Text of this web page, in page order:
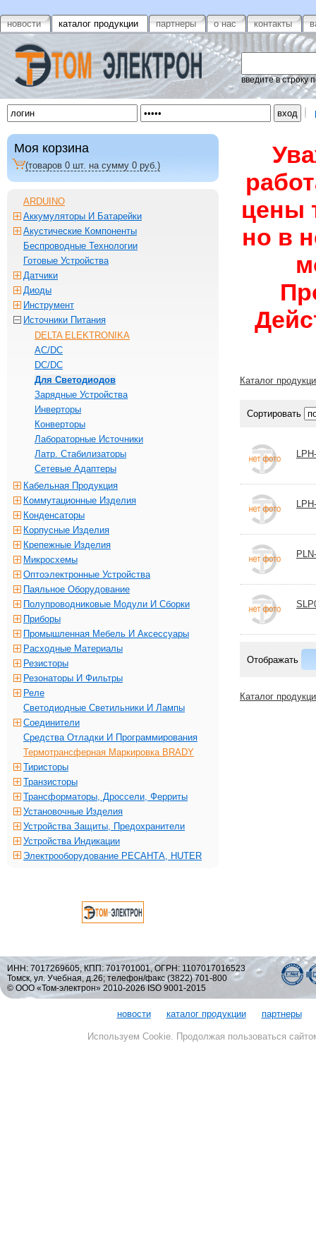
новости каталог продукции партнеры о нас контакты
введите в строку
цены
но в
Каталог
Сортировать
Отображать
Каталог
Моя корзина
(товаров 0 шт. на сумму 0 руб.)
ARDUINO
Аккумуляторы И Батарейки
Акустические Компоненты
Беспроводные Технологии
Готовые Устройства
Датчики
Диоды
Инструмент
Источники Питания
DELTA ELEKTRONIKA
AC/DC
DC/DC
Для Светодиодов
Зарядные Устройства
Инверторы
Конверторы
Лабораторные Источники
Латр. Стабилизаторы
Сетевые Адаптеры
Кабельная Продукция
Коммутационные Изделия
Конденсаторы
Корпусные Изделия
Крепежные Изделия
Микросхемы
Оптоэлектронные Устройства
Паяльное Оборудование
Полупроводниковые Модули И Сборки
Приборы
Промышленная Мебель И Аксессуары
Расходные Материалы
Резисторы
Резонаторы И Фильтры
Реле
Светодиодные Светильники И Лампы
Соединители
Средства Отладки И Программирования
Термотрансферная Маркировка BRADY
Тиристоры
Транзисторы
Трансформаторы, Дроссели, Ферриты
Установочные Изделия
Устройства Защиты, Предохранители
Устройства Индикации
Электрооборудование РЕСАНТА, HUTER
ИНН: 7017269605, КПП: 701701001, ОГРН: 1107017016523
Томск, ул. Учебная, д.26; телефон/факс (3822) 701-800
© ООО «Том-электрон» 2010-2026 ISO 9001-2015
новости каталог продукции партнеры
Используем Cookie. Продолжая пользоваться